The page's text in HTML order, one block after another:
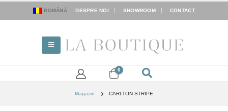
ROMÂNĂ DESPRE NOI SHOWROOM CONTACT
0
Magazin CARLTON STRIPE